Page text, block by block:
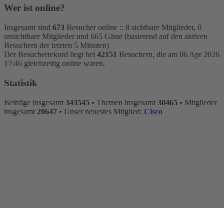
Wer ist online?
Insgesamt sind 673 Besucher online :: 8 sichtbare Mitglieder, 0
unsichtbare Mitglieder und 665 Gäste (basierend auf den aktiven
Besuchern der letzten 5 Minuten)
Der Besucherrekord liegt bei 42151 Besuchern, die am 06 Apr 2026
17:46 gleichzeitig online waren.
Statistik
Beiträge insgesamt 343545 • Themen insgesamt 30465 • Mitglieder
insgesamt 20647 • Unser neuestes Mitglied: Cisco